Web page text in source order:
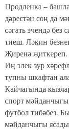
Продленка –
дәрестән соң да
сәгать эчендә без
тиеш. Ләкин
Җиренә җиткереп.
Иң элек зур
тупны шкафтан
Кайчагында
спорт
футбол тибәбез.
мәйданчыгы